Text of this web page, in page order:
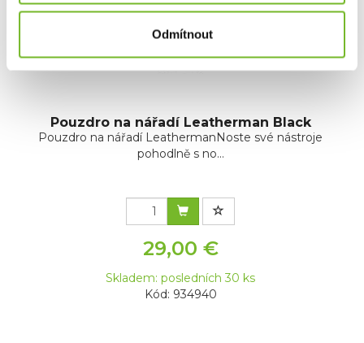
Odmítnout
Pouzdro na nářadí Leatherman Black
Pouzdro na nářadí LeathermanNoste své nástroje
pohodlně s no...
29,00 €
Skladem: posledních 30 ks
Kód: 934940